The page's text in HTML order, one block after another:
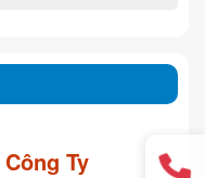
Công Ty